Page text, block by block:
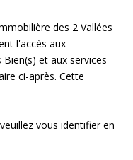
des 2 Vallées
l'accès aux
et aux services
ci-après. Cette
vous identifier en